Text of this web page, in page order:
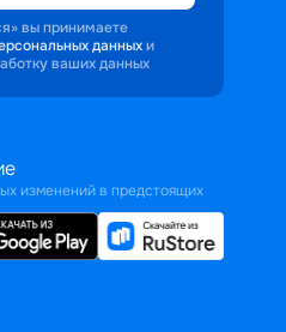
вы принимаете
данных и
ваших данных
изменений в предстоящих